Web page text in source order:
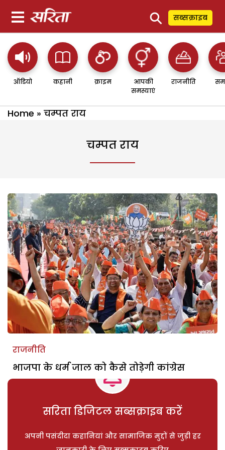
⚲ सब्सक्राइब
ऑडियो कहानी क्राइम
आपकी
समस्याएं
राजनीति
Home » चम्पत राय
चम्पत राय
राजनीति
भाजपा के धर्म जाल को कैसे तोड़ेगी कांग्रेस
सरिता डिजिटल सब्सक्राइब करें
अपनी पसंदीदा कहानियां और सामाजिक मुद्दों से जुड़ी हर